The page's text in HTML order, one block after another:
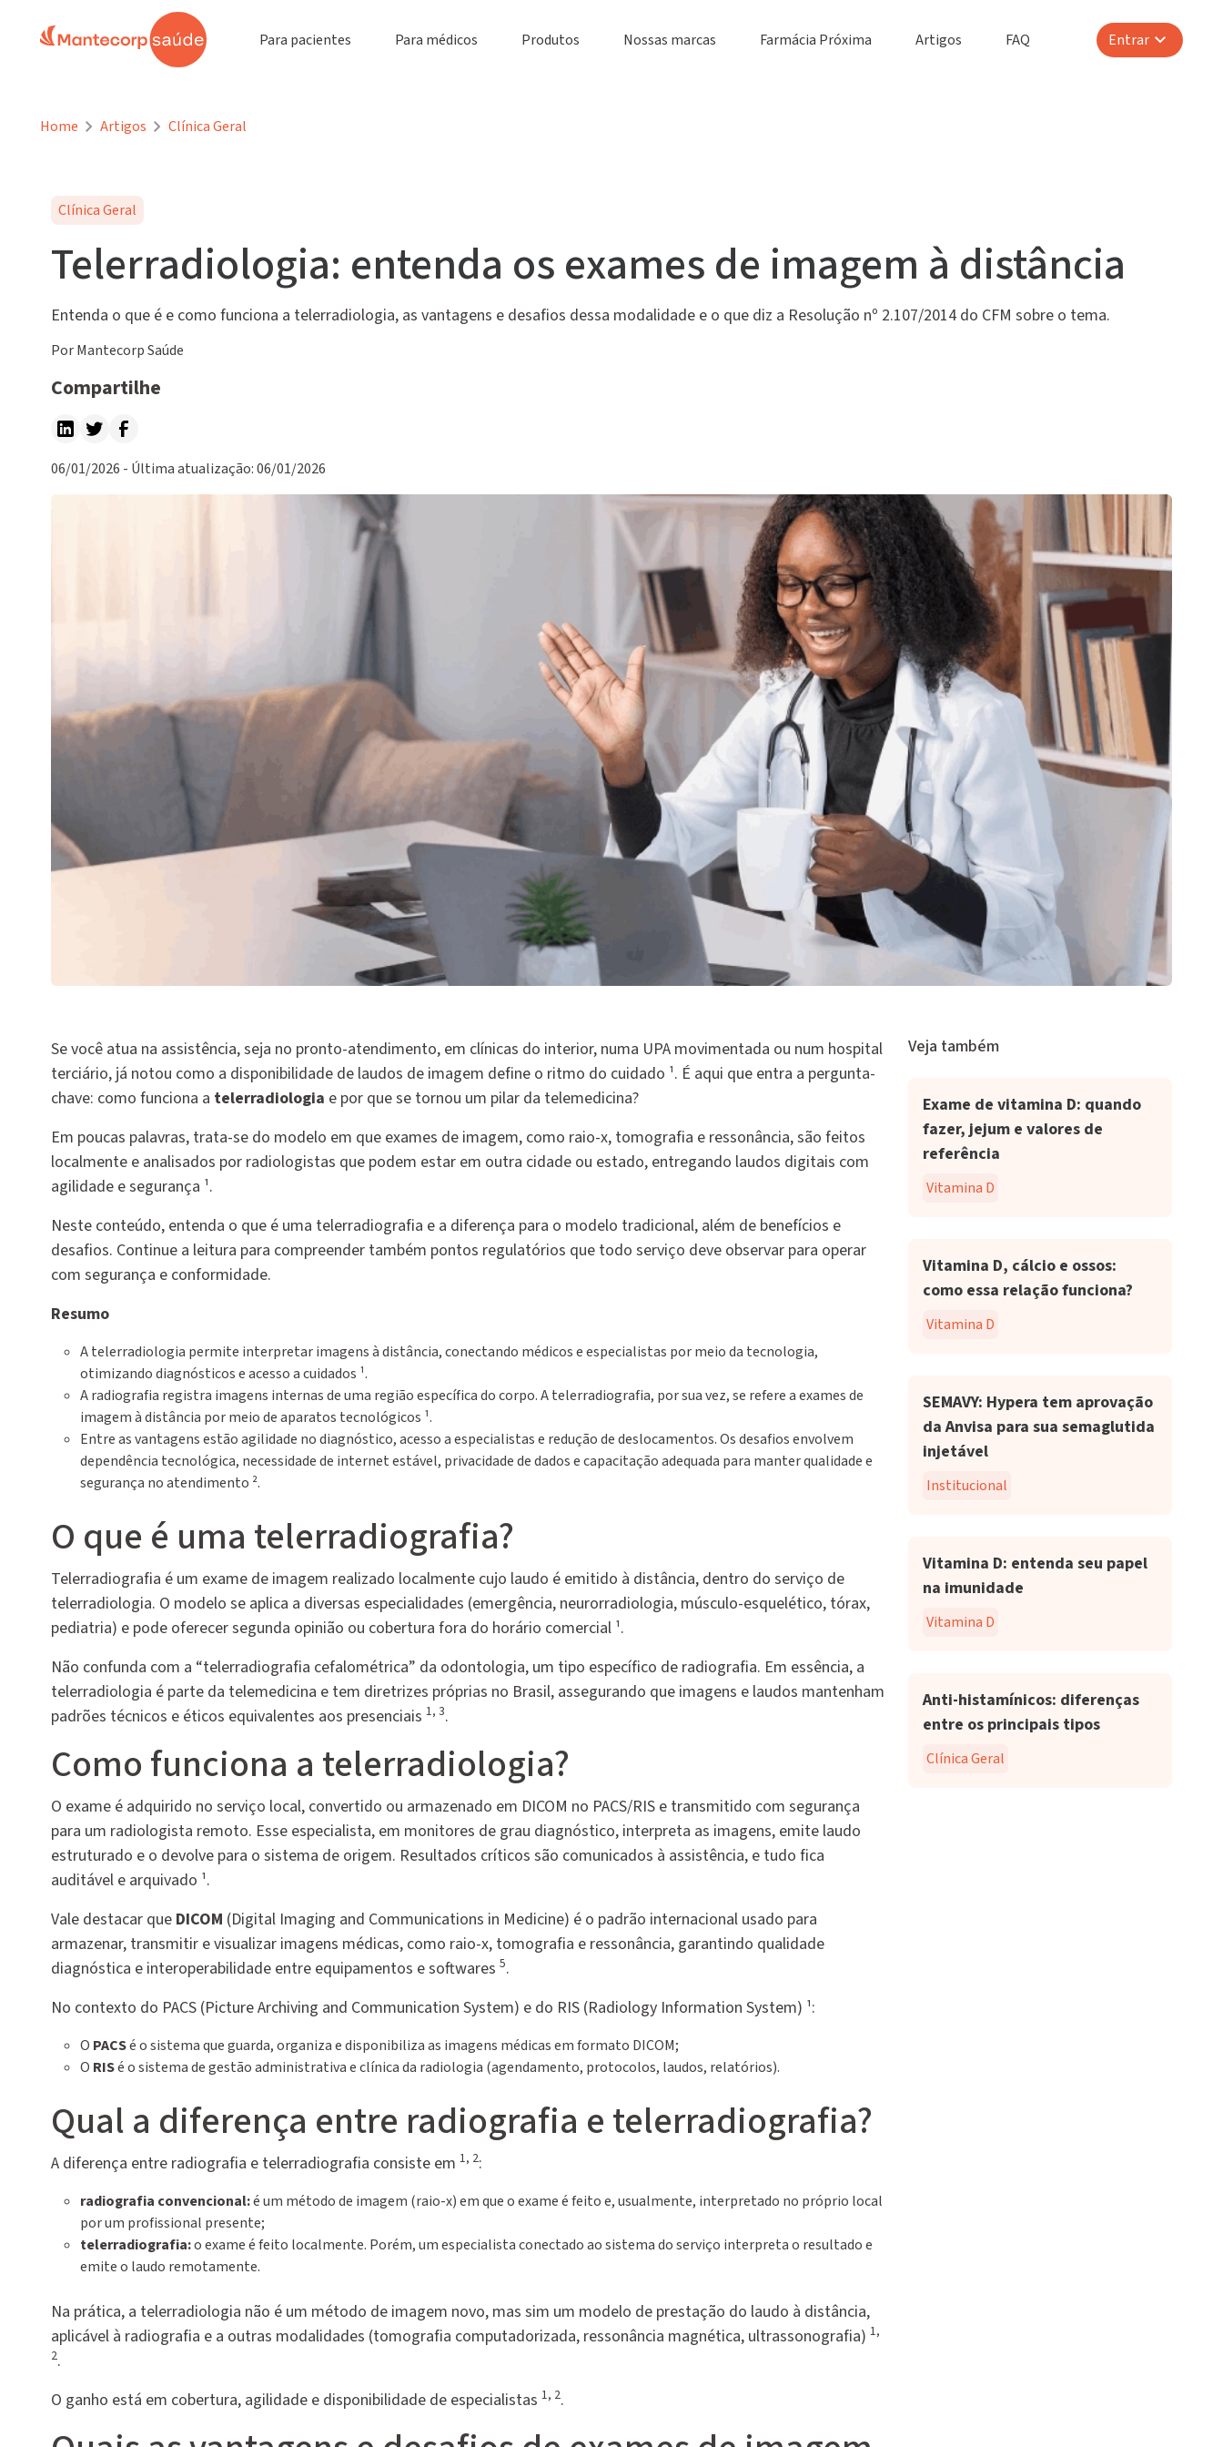
Para pacientes Para médicos Produtos Nossas marcas Farmácia Próxima Artigos FAQ Entrar
Home Artigos Clínica Geral
Clínica Geral
Telerradiologia: entenda os exames de imagem à distância
Entenda o que é e como funciona a telerradiologia, as vantagens e desafios dessa modalidade e o que diz a Resolução nº 2.107/2014 do CFM sobre o tema.
Por Mantecorp Saúde
Compartilhe
06/01/2026 - Última atualização: 06/01/2026
Se você atua na assistência, seja no pronto-atendimento, em clínicas do interior, numa UPA movimentada ou num hospital
terciário, já notou como a disponibilidade de laudos de imagem define o ritmo do cuidado ¹. É aqui que entra a pergunta-
chave: como funciona a telerradiologia e por que se tornou um pilar da telemedicina?
Em poucas palavras, trata-se do modelo em que exames de imagem, como raio-x, tomografia e ressonância, são feitos
localmente e analisados por radiologistas que podem estar em outra cidade ou estado, entregando laudos digitais com
agilidade e segurança ¹.
Neste conteúdo, entenda o que é uma telerradiografia e a diferença para o modelo tradicional, além de benefícios e
desafios. Continue a leitura para compreender também pontos regulatórios que todo serviço deve observar para operar
com segurança e conformidade.
Resumo
A telerradiologia permite interpretar imagens à distância, conectando médicos e especialistas por meio da tecnologia,
otimizando diagnósticos e acesso a cuidados ¹.
A radiografia registra imagens internas de uma região específica do corpo. A telerradiografia, por sua vez, se refere a exames de
imagem à distância por meio de aparatos tecnológicos ¹.
Entre as vantagens estão agilidade no diagnóstico, acesso a especialistas e redução de deslocamentos. Os desafios envolvem
dependência tecnológica, necessidade de internet estável, privacidade de dados e capacitação adequada para manter qualidade e
segurança no atendimento ².
O que é uma telerradiografia?
Telerradiografia é um exame de imagem realizado localmente cujo laudo é emitido à distância, dentro do serviço de
telerradiologia. O modelo se aplica a diversas especialidades (emergência, neurorradiologia, músculo-esquelético, tórax,
pediatria) e pode oferecer segunda opinião ou cobertura fora do horário comercial ¹.
Não confunda com a “telerradiografia cefalométrica” da odontologia, um tipo específico de radiografia. Em essência, a
telerradiologia é parte da telemedicina e tem diretrizes próprias no Brasil, assegurando que imagens e laudos mantenham
padrões técnicos e éticos equivalentes aos presenciais 1, 3.
Como funciona a telerradiologia?
O exame é adquirido no serviço local, convertido ou armazenado em DICOM no PACS/RIS e transmitido com segurança
para um radiologista remoto. Esse especialista, em monitores de grau diagnóstico, interpreta as imagens, emite laudo
estruturado e o devolve para o sistema de origem. Resultados críticos são comunicados à assistência, e tudo fica
auditável e arquivado ¹.
Vale destacar que DICOM (Digital Imaging and Communications in Medicine) é o padrão internacional usado para
armazenar, transmitir e visualizar imagens médicas, como raio-x, tomografia e ressonância, garantindo qualidade
diagnóstica e interoperabilidade entre equipamentos e softwares 5.
No contexto do PACS (Picture Archiving and Communication System) e do RIS (Radiology Information System) ¹:
O PACSé o sistema que guarda, organiza e disponibiliza as imagens médicas em formato DICOM;
O RISé o sistema de gestão administrativa e clínica da radiologia (agendamento, protocolos, laudos, relatórios).
Qual a diferença entre radiografia e telerradiografia?
A diferença entre radiografia e telerradiografia consiste em 1, 2:
radiografia convencional:é um método de imagem (raio-x) em que o exame é feito e, usualmente, interpretado no próprio local
por um profissional presente;
telerradiografia:o exame é feito localmente. Porém, um especialista conectado ao sistema do serviço interpreta o resultado e
emite o laudo remotamente.
Na prática, a telerradiologia não é um método de imagem novo, mas sim um modelo de prestação do laudo à distância,
aplicável à radiografia e a outras modalidades (tomografia computadorizada, ressonância magnética, ultrassonografia) 1,
2.
O ganho está em cobertura, agilidade e disponibilidade de especialistas 1, 2.
Veja também
Exame de vitamina D: quando
fazer, jejum e valores de
referência
Vitamina D
Vitamina D, cálcio e ossos:
como essa relação funciona?
Vitamina D
SEMAVY: Hypera tem aprovação
da Anvisa para sua semaglutida
injetável
Institucional
Vitamina D: entenda seu papel
na imunidade
Vitamina D
Anti-histamínicos: diferenças
entre os principais tipos
Clínica Geral